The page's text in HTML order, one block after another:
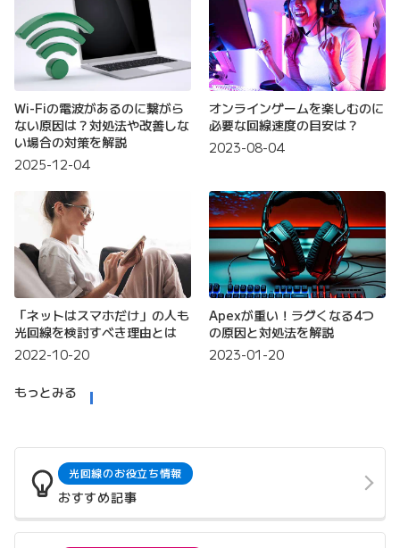
Wi-Fiの電波があるのに繋がら
ない原因は？対処法や改善しな
い場合の対策を解説
2025-12-04
オンラインゲームを楽しむのに
必要な回線速度の目安は？
2023-08-04
「ネットはスマホだけ」の人も
光回線を検討すべき理由とは
2022-10-20
Apexが重い！ラグくなる4つ
の原因と対処法を解説
2023-01-20
もっとみる
光回線のお役立ち情報
おすすめ記事